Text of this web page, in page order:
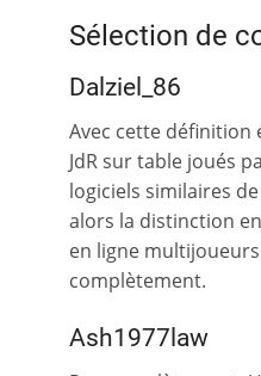
Sélection de
Dalziel_86
Avec cette définition
JdR sur table joués
logiciels similaires
alors la distinction
en ligne
complètement.
Ash1977law